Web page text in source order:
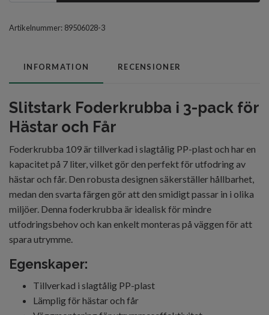
Artikelnummer: 89506028-3
INFORMATION RECENSIONER
Slitstark Foderkrubba i 3-pack för
Hästar och Får
Foderkrubba 109 är tillverkad i slagtålig PP-plast och har en
kapacitet på 7 liter, vilket gör den perfekt för utfodring av
hästar och får. Den robusta designen säkerställer hållbarhet,
medan den svarta färgen gör att den smidigt passar in i olika
miljöer. Denna foderkrubba är idealisk för mindre
utfodringsbehov och kan enkelt monteras på väggen för att
spara utrymme.
Egenskaper:
Tillverkad i slagtålig PP-plast
Lämplig för hästar och får